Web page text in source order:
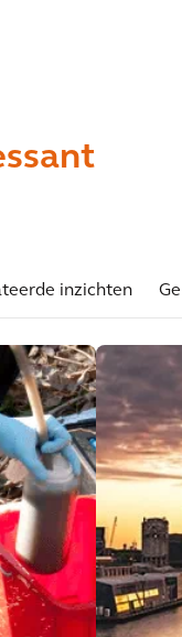
inzichten